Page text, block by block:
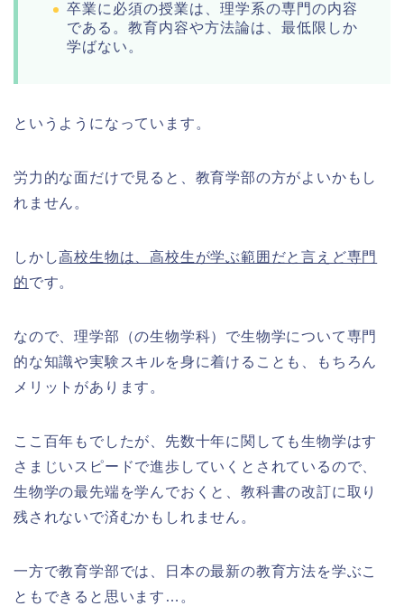
卒業に必須の授業は、理学系の専門の内容
である。教育内容や方法論は、最低限しか
学ばない。
というようになっています。
労力的な面だけで見ると、教育学部の方がよいかもし
れません。
しかし高校生物は、高校生が学ぶ範囲だと言えど専門
的です。
なので、理学部（の生物学科）で生物学について専門
的な知識や実験スキルを身に着けることも、もちろん
メリットがあります。
ここ百年もでしたが、先数十年に関しても生物学はす
さまじいスピードで進歩していくとされているので、
生物学の最先端を学んでおくと、教科書の改訂に取り
残されないで済むかもしれません。
一方で教育学部では、日本の最新の教育方法を学ぶこ
ともできると思います…。